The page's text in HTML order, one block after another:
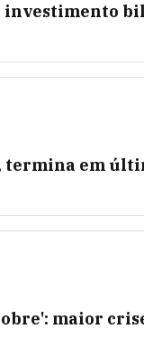
investimento
em
maior